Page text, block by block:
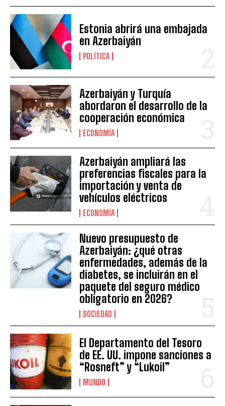
Estonia abrirá una embajada
en Azerbaiyán
POLÍTICA
Azerbaiyán y Turquía
abordaron el desarrollo de la
cooperación económica
ECONOMÍA
Azerbaiyán ampliará las
preferencias fiscales para la
importación y venta de
vehículos eléctricos
ECONOMÍA
Nuevo presupuesto de
Azerbaiyán: ¿qué otras
enfermedades, además de la
diabetes, se incluirán en el
paquete del seguro médico
obligatorio en 2026?
SOCIEDAD
El Departamento del Tesoro
de EE. UU. impone sanciones a
“Rosneft” y “Lukoil”
MUNDO